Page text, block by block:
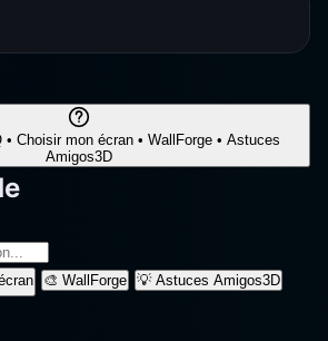
• Choisir mon écran • WallForge • Astuces
Amigos3D
🎨 WallForge 💡 Astuces Amigos3D